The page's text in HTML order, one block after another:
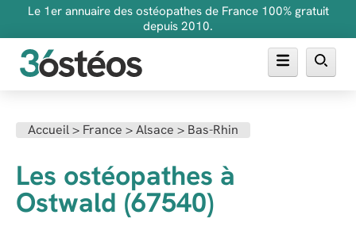
Le 1er annuaire des ostéopathes de France 100% gratuit
depuis 2010.
Inscrire son cabinet
Accueil> France >Alsace > Bas-Rhin
Les ostéopathes à
Ostwald (67540)